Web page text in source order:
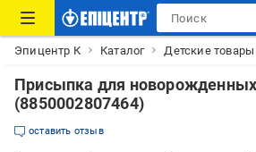
Эпицентр К Каталог Детские товары
Присыпка для новорожденных
(8850002807464)
оставить отзыв